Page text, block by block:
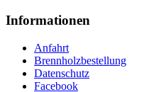
Informationen
Anfahrt
Brennholzbestellung
Datenschutz
Facebook